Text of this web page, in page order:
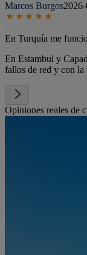
Marcos Burgos
En Turquía me
En Estambul y
fallos de red y con la
Opiniones reales de